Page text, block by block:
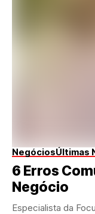
NegóciosÚltimas
6 Erros
Negócio
Especialista da